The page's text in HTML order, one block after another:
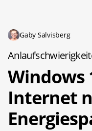
Gaby Salvisberg
Windows
Internet